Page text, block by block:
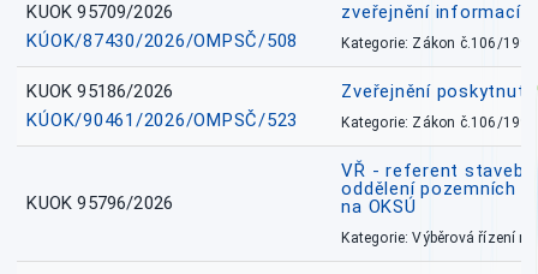
KUOK 95709/2026
KÚOK/87430/2026/OMPSČ/508
zveřejnění informací
Kategorie: Zákon č.106/1999
KUOK 95186/2026
KÚOK/90461/2026/OMPSČ/523
Zveřejnění
Kategorie: Zákon č.106/1999
KUOK 95796/2026
VŘ - referent
oddělení pozemních
na OKSÚ
Kategorie: Výběrová řízení